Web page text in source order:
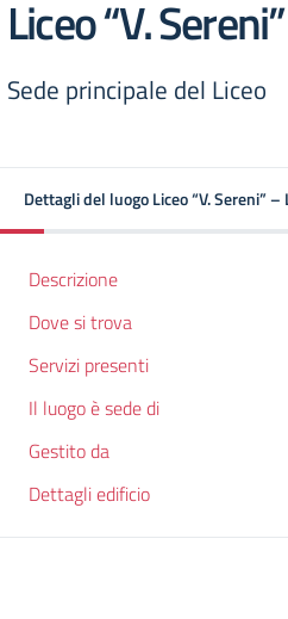
Liceo “V.
Sede principale del Liceo
Dettagli del luogo Liceo “V. Sereni” –
Descrizione
Dove si trova
Servizi presenti
Il luogo è sede di
Gestito da
Dettagli edificio